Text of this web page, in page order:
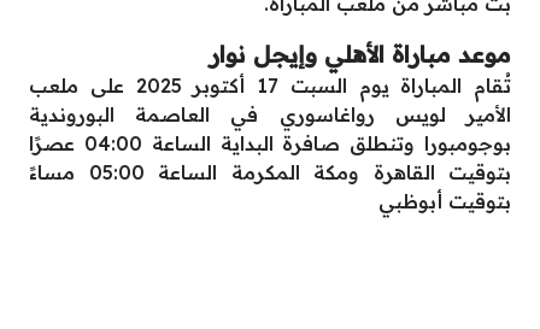
موعد مباراة الأهلي وإيجل نوار
تُقام المباراة يوم السبت 17 أكتوبر 2025 على ملعب
الأمير لويس رواغاسوري في العاصمة البوروندية
بوجومبورا وتنطلق صافرة البداية الساعة 04:00 عصرًا
بتوقيت القاهرة ومكة المكرمة الساعة 05:00 مساءً
بتوقيت أبوظبي